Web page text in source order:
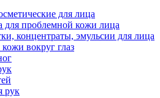
для лица
для проблемной кожи лица
концентраты, эмульсии для лица
вокруг глаз
рук